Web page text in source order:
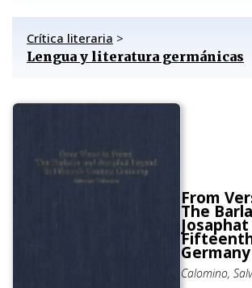
Crítica literaria >
Lengua y literatura germánicas
From
The
Germany
Calomino,